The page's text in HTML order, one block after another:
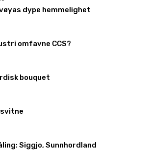
dype hemmelighet
omfavne CCS?
bouquet
Siggjo, Sunnhordland